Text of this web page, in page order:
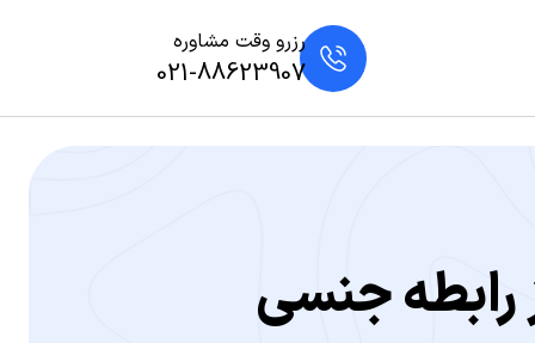
رزرو وقت مشاوره
021-88623907
رابطه جنسی